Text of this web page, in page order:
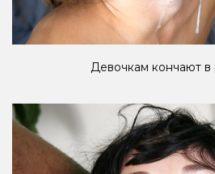
Девочкам кончают в